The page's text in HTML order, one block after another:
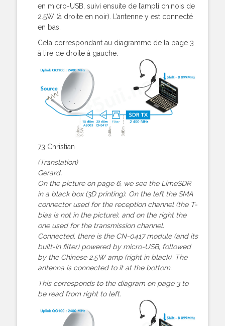
en micro-USB, suivi ensuite de l’ampli chinois de
2.5W (à droite en noir). L’antenne y est connecté
en bas.
Cela correspondant au diagramme de la page 3
à lire de droite à gauche.
73 Christian
(Translation)
Gerard,
On the picture on page 6, we see the LimeSDR
in a black box (3D printing). On the left the SMA
connector used for the reception channel (the T-
bias is not in the picture), and on the right the
one used for the transmission channel.
Connected, there is the CN-0417 module (and its
built-in filter) powered by micro-USB, followed
by the Chinese 2.5W amp (right in black). The
antenna is connected to it at the bottom.
This corresponds to the diagram on page 3 to
be read from right to left.